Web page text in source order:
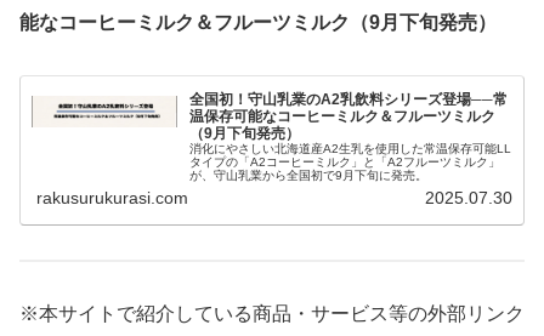
能なコーヒーミルク＆フルーツミルク（9月下旬発売）
全国初！守山乳業のA2乳飲料シリーズ登場──常
温保存可能なコーヒーミルク＆フルーツミルク
（9月下旬発売）
消化にやさしい北海道産A2生乳を使用した常温保存可能LL
タイプの「A2コーヒーミルク」と「A2フルーツミルク」
が、守山乳業から全国初で9月下旬に発売。
rakusurukurasi.com 2025.07.30
※本サイトで紹介している商品・サービス等の外部リンク